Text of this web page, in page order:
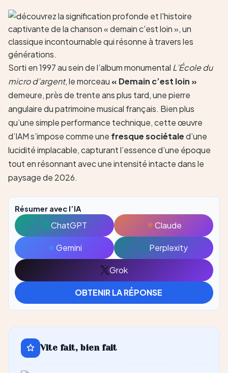
Sorti en 1997 au sein de l’album monumental L’École du
micro d’argent, le morceau « Demain c’est loin »
demeure, près de trente ans plus tard, une pierre
angulaire du patrimoine musical français. Bien plus
qu’une simple performance technique, cette œuvre
d’IAM s’impose comme une fresque sociétaled’une
lucidité implacable, capturant l’essence d’une époque
tout en résonnant avec une intensité intacte dans le
paysage de 2026.
Résumer avec l’IA
ChatGPT
Ouvrir
avec
Claude
Ouvrir
avec
Claude
Gemini
Ouvrir
Perplexity
Ouvrir
Grok
Ouvrir
avec
OBTENIR LA RÉPONSE
Vite fait, bien fait